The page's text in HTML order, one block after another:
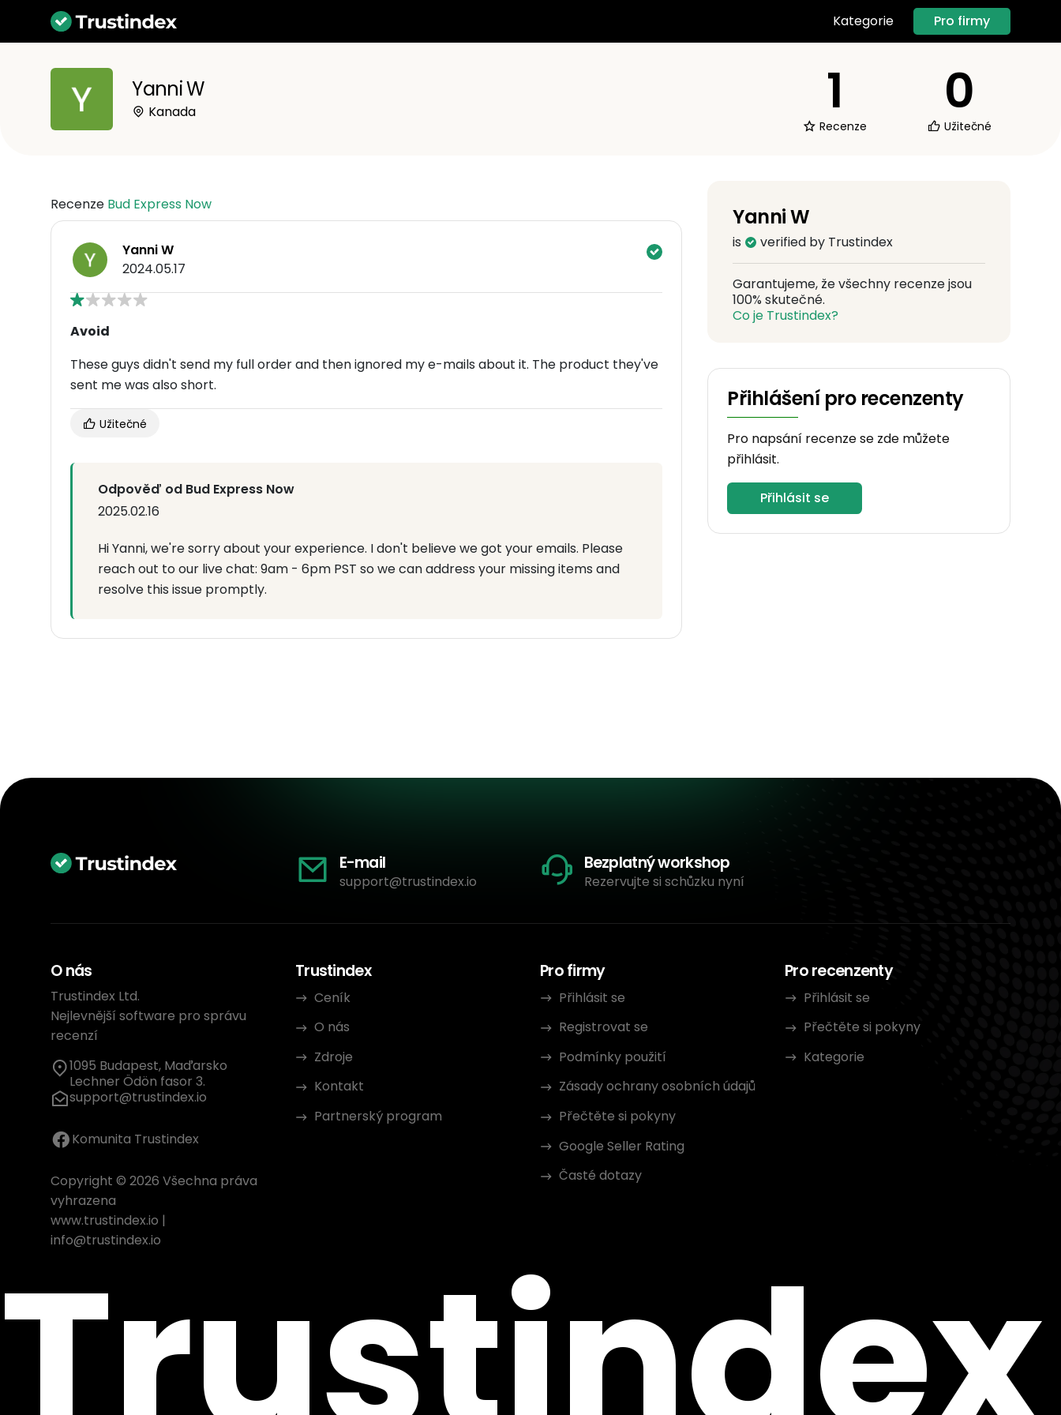
Kategorie Pro firmy
Yanni W
Kanada 1
Recenze
0
Užitečné
Recenze Bud Express Now
Yanni W
2024.05.17
Avoid
These guys didn't send my full order and then ignored my e-mails about it. The product they've
sent me was also short.
Užitečné
Odpověď od Bud Express Now
2025.02.16
Hi Yanni, we're sorry about your experience. I don't believe we got your emails. Please
reach out to our live chat: 9am - 6pm PST so we can address your missing items and
resolve this issue promptly.
Yanni W
is verified by Trustindex
Garantujeme, že všechny recenze jsou
100% skutečné.
Co je Trustindex?
Přihlášení pro recenzenty
Pro napsání recenze se zde můžete
přihlásit.
Přihlásit se
E-mail
support@trustindex.io
Bezplatný workshop
Rezervujte si schůzku nyní
O nás
Trustindex Ltd.
Nejlevnější software pro správu
recenzí
1095 Budapest, Maďarsko
Lechner Ödön fasor 3.
support@trustindex.io
Komunita Trustindex
Copyright © 2026 Všechna práva
vyhrazena
www.trustindex.io |
info@trustindex.io
Trustindex
Ceník
O nás
Zdroje
Kontakt
Partnerský program
Pro firmy
Přihlásit se
Registrovat se
Podmínky použití
Zásady ochrany osobních údajů
Přečtěte si pokyny
Google Seller Rating
Časté dotazy
Pro recenzenty
Přihlásit se
Přečtěte si pokyny
Kategorie
Trustindex